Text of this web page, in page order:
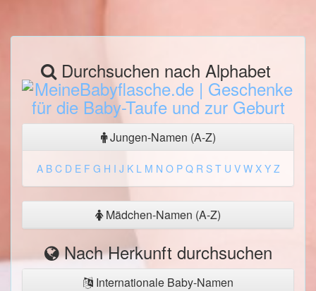
Durchsuchen nach Alphabet
Jungen-Namen (A-Z)
A B C D E F G H I J K L M N O P Q R S T U V W X Y Z
Mädchen-Namen (A-Z)
Nach Herkunft durchsuchen
Internationale Baby-Namen